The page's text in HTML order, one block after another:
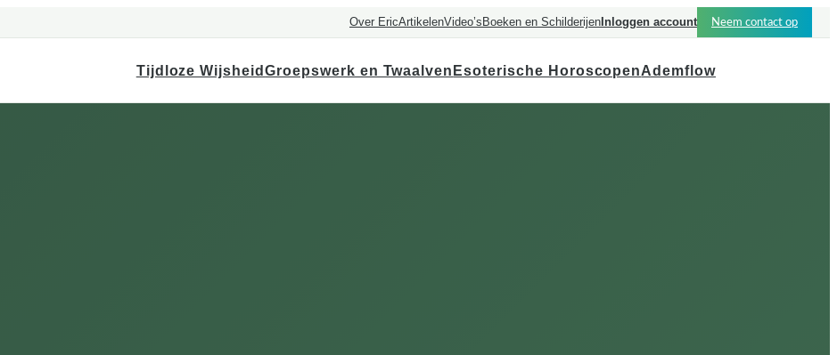
Over EricArtikelenVideo’s Boeken en Schilderijen Inloggen account Neem contact op
Tijdloze WijsheidGroepswerk en Twaalven Esoterische HoroscopenAdemflow